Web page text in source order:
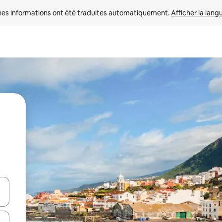
informations ont été traduites automatiquement. Afficher la
le haut et vers le bas pour les parcourir ou en appuyant et en